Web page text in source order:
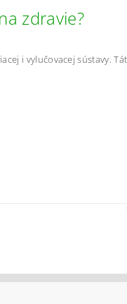
zdravie?
i vylučovacej sústavy.